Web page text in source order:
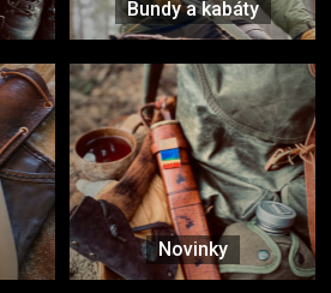
Bundy a kabáty
Novinky